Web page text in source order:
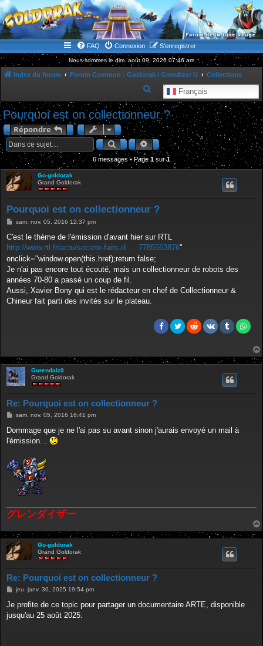
WWW.GOLDORAKGO.COM
le site de la Lune Rouge
FAQ Connexion S’enregistrer
Nous sommes le dim. août 09, 2026 07:46 am
Index du forum Forum Commun : Goldorak / Grendizer U Collections
Français
e
c
e
r
Pourquoi est on collectionneur ?
Répondre
RechercherRecherche avancée
6 messages • Page 1sur1
Go-goldorak
Grand Goldorak
Pourquoi est on collectionneur ?
M
s
a
g
e
sam. nov. 05, 2016 12:37 pm
C'est le thème de l'émission d'avant hier sur RTL
http://www.rtl.fr/actu/societe-faits-di ... 7785563876"
onclick="window.open(this.href);return false;
Je n'ai pas encore tout écouté, mais un collectionneur de robots des
années 70-80 a passé un coup de fil.
Aussi, Xavier Bony qui est le rédacteur en chef de Collectionneur &
Chineur fait parti des invités sur le plateau.
Gurendaizä
Grand Goldorak
Re: Pourquoi est on collectionneur ?
M
s
a
sam. nov. 05, 2016 16:41 pm
Dommage que je ne l'ai pas su avant sinon j'aurais envoyé un mail à
l'émission...
グレンダイザー
Go-goldorak
Grand Goldorak
Re: Pourquoi est on collectionneur ?
M
s
a
jeu. janv. 30, 2025 19:54 pm
Je profite de ce topic pour partager un documentaire ARTE, disponible
jusqu'au 25 août 2025.